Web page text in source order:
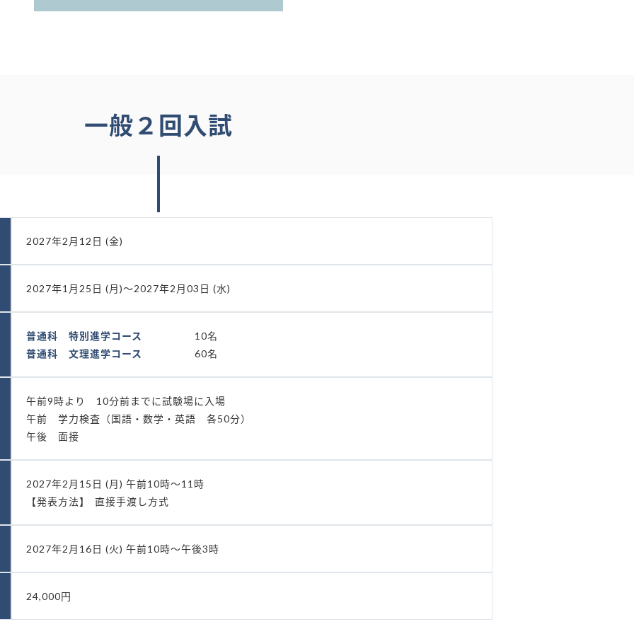
一般２回入試
2027年2月12日 (金)
2027年1月25日 (月)～2027年2月03日 (水)
普通科 特別進学コース
10名
普通科 文理進学コース
60名
午前9時より 10分前までに試験場に入場
午前 学力検査（国語・数学・英語 各50分）
午後 面接
2027年2月15日 (月) 午前10時～11時
【発表方法】
直接手渡し方式
2027年2月16日 (火) 午前10時～午後3時
24,000円